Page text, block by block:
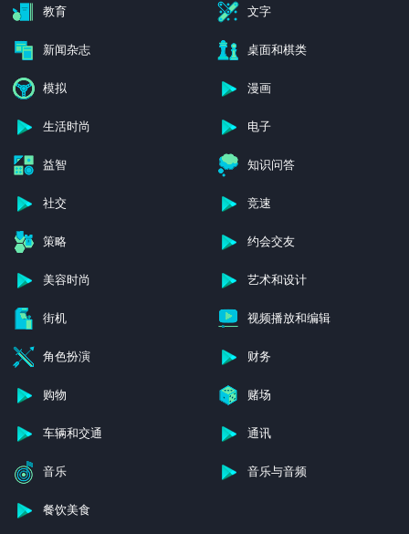
教育 文字
新闻杂志 桌面和棋类
模拟 漫画
生活时尚 电子
益智 知识问答
社交 竞速
策略 约会交友
美容时尚 艺术和设计
街机 视频播放和编辑
角色扮演 财务
购物 赌场
车辆和交通 通讯
音乐 音乐与音频
餐饮美食